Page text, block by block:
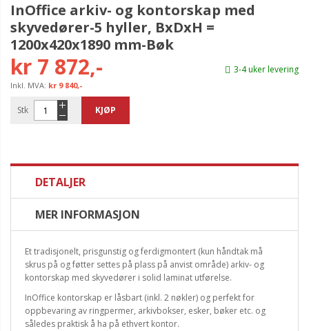
InOffice arkiv- og kontorskap med
skyvedører-5 hyller, BxDxH =
1200x420x1890 mm-Bøk
3-4 uker levering
kr 7 872,-
kr 9 840,-
Stk KJØP
DETALJER
MER INFORMASJON
Et tradisjonelt, prisgunstig og ferdigmontert (kun håndtak må
skrus på og føtter settes på plass på anvist område) arkiv- og
kontorskap med skyvedører i solid laminat utførelse.
InOffice kontorskap er låsbart (inkl. 2 nøkler) og perfekt for
oppbevaring av ringpermer, arkivbokser, esker, bøker etc. og
således praktisk å ha på ethvert kontor.